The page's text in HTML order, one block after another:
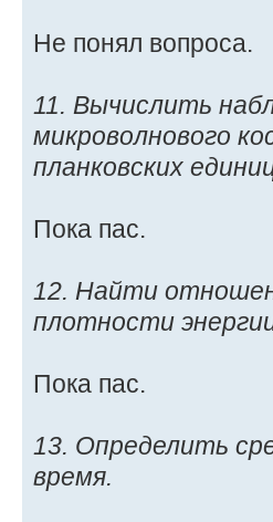
Не понял вопроса.
11. Вычислить
микроволнового
планковских
Пока пас.
12. Найти
плотности
Пока пас.
13. Определить
время.